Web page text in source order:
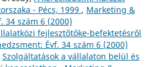
- Pécs, 1999 , Marketing &
34 szám 6 (2000)
fejlesztőtőke-befektetésről
Évf. 34 szám 6 (2000)
Szolgáltatások a vállalaton belül és